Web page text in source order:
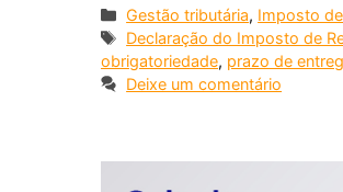
Gestão tributária, Imposto
Declaração do Imposto de
obrigatoriedade, prazo de
Deixe um comentário